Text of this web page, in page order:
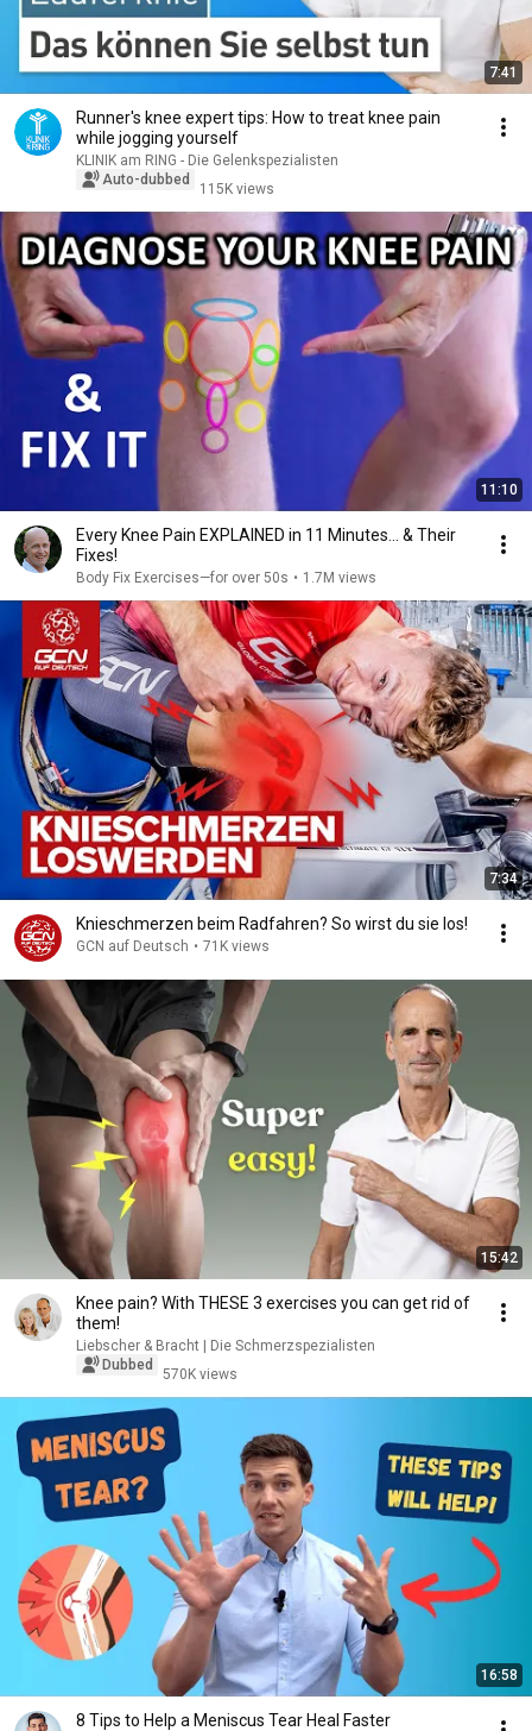
7:41
Runner's knee expert tips: How to treat knee pain
while jogging yourself
KLINIK am RING - Die Gelenkspezialisten
Auto-dubbed
115K views
11:10
Every Knee Pain EXPLAINED in 11 Minutes... & Their
Fixes!
Body Fix Exercises—for over 50s • 1.7M views
7:34
Knieschmerzen beim Radfahren? So wirst du sie los!
GCN auf Deutsch • 71K views
15:42
Knee pain? With THESE 3 exercises you can get rid of
them!
Liebscher & Bracht | Die Schmerzspezialisten
Dubbed
570K views
16:58
8 Tips to Help a Meniscus Tear Heal Faster